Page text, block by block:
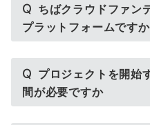
Q ちばクラウドファン
プラットフォームですか
Q プロジェクトを開始
間が必要ですか